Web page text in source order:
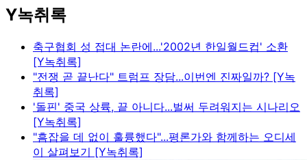
Y녹취록
축구협회 성 접대 논란에...'2002년 한일월드컵' 소환
[Y녹취록]
"전쟁 곧 끝난다" 트럼프 장담...이번엔 진짜일까? [Y녹
취록]
'돌핀' 중국 상륙, 끝 아니다...벌써 두려워지는 시나리오
[Y녹취록]
"흠잡을 데 없이 훌륭했다"...평론가와 함께하는 오디세
이 살펴보기 [Y녹취록]